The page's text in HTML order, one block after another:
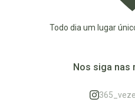
Todo dia um lugar
Nos siga nas